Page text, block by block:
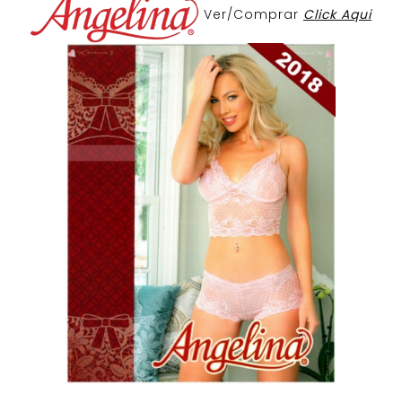
Ver/Comprar Click Aqui